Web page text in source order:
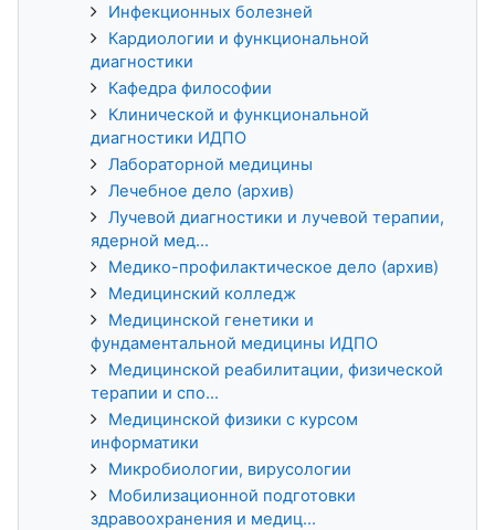
Инфекционных болезней
Кардиологии и функциональной
диагностики
Кафедра философии
Клинической и функциональной
диагностики ИДПО
Лабораторной медицины
Лечебное дело (архив)
Лучевой диагностики и лучевой терапии,
ядерной мед...
Медико-профилактическое дело (архив)
Медицинский колледж
Медицинской генетики и
фундаментальной медицины ИДПО
Медицинской реабилитации, физической
терапии и спо...
Медицинской физики с курсом
информатики
Микробиологии, вирусологии
Мобилизационной подготовки
здравоохранения и медиц...